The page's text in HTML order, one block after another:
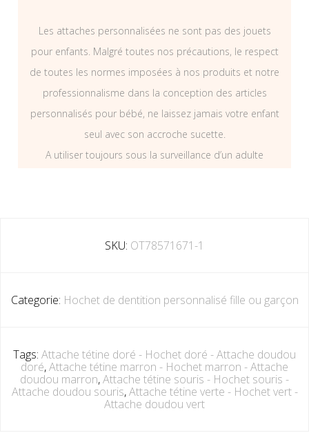
Les attaches personnalisées ne sont pas des jouets
pour enfants. Malgré toutes nos précautions, le respect
de toutes les normes imposées à nos produits et notre
professionnalisme dans la conception des articles
personnalisés pour bébé, ne laissez jamais votre enfant
seul avec son accroche sucette.
A utiliser toujours sous la surveillance d’un adulte
SKU: OT78571671-1
Categorie: Hochet de dentition personnalisé fille ou garçon
Tags: Attache tétine doré - Hochet doré - Attache doudou
doré,Attache tétine marron - Hochet marron - Attache
doudou marron,Attache tétine souris - Hochet souris -
Attache doudou souris,Attache tétine verte - Hochet vert -
Attache doudou vert